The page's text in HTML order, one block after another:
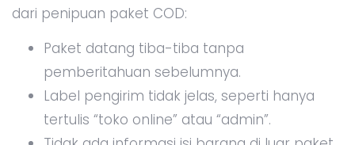
dari penipuan paket COD:
Paket datang tiba-tiba tanpa
pemberitahuan sebelumnya.
Label pengirim tidak jelas, seperti hanya
tertulis “toko online” atau “admin”.